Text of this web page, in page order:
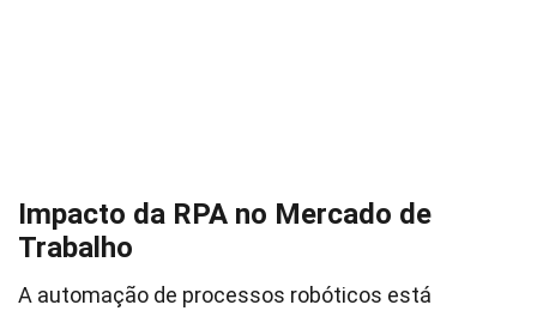
Impacto da RPA no Mercado de
Trabalho
A automação de processos robóticos está